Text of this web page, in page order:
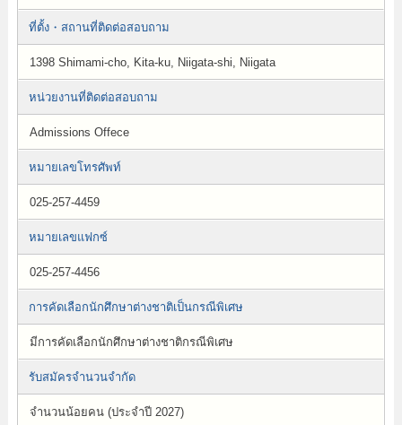
ที่ตั้ง・สถานที่ติดต่อสอบถาม
1398 Shimami-cho, Kita-ku, Niigata-shi, Niigata
หน่วยงานที่ติดต่อสอบถาม
Admissions Offece
หมายเลขโทรศัพท์
025-257-4459
หมายเลขแฟกซ์
025-257-4456
การคัดเลือกนักศึกษาต่างชาติเป็นกรณีพิเศษ
มีการคัดเลือกนักศึกษาต่างชาติกรณีพิเศษ
รับสมัครจำนวนจำกัด
จำนวนน้อยคน (ประจำปี 2027)